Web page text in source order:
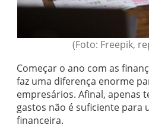
(Foto: Freepik,
Começar o ano com as
faz uma diferença enorme
empresários. Afinal, apenas
gastos não é suficiente para
financeira.